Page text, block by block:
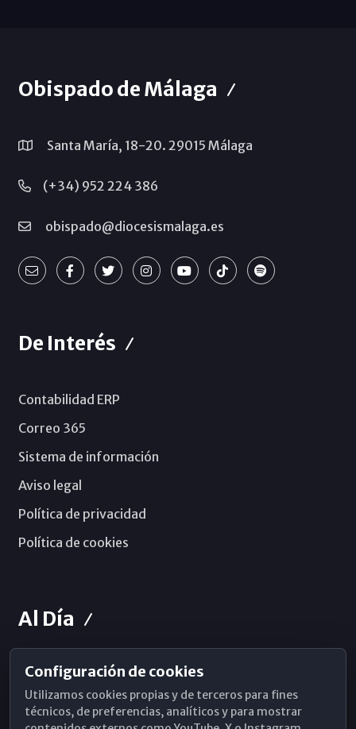
Obispado de Málaga
Santa María, 18-20. 29015 Málaga
(+34) 952 224 386
obispado@diocesismalaga.es
De Interés
Contabilidad ERP
Correo 365
Sistema de información
Aviso legal
Política de privacidad
Política de cookies
Al Día
Horarios de Misa
Hemeroteca
Configuración de cookies
Utilizamos cookies propias y de terceros para fines
técnicos, de preferencias, analíticos y para mostrar